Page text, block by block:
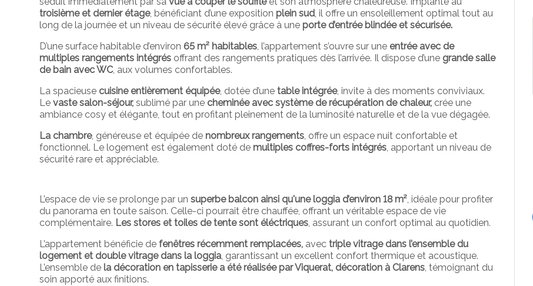
troisième et dernier étage, bénéficiant d’une exposition plein sud, il offre un ensoleillement optimal tout au
long de la journée et un niveau de sécurité élevé grâce à uneporte d’entrée blindée et sécurisée.
D’une surface habitable d’environ 65 m² habitables, l’appartement s’ouvre sur une entrée avec de
multiples rangements intégrés offrant des rangements pratiques dès l’arrivée. Il dispose d’une grande salle
de bain avec WC, aux volumes confortables.
La spacieuse cuisine entièrement équipée, dotée d’unetable intégrée, invite à des moments conviviaux.
Levaste salon-séjour, sublimé par une cheminée avec système de récupération de chaleur, crée une
ambiance cosy et élégante, tout en profitant pleinement de la luminosité naturelle et de la vue dégagée.
La chambre, généreuse et équipée denombreux rangements, offre un espace nuit confortable et
fonctionnel. Le logement est également doté demultiples coffres-forts intégrés, apportant un niveau de
sécurité rare et appréciable.
L’espace de vie se prolonge par unsuperbe balcon ainsi qu'une loggia d’environ 18 m², idéale pour profiter
du panorama en toute saison. Celle-ci pourrait être chauffée, offrant un véritable espace de vie
complémentaire. Les stores et toiles de tente sont éléctriques, assurant un confort optimal au quotidien.
L’appartement bénéficie defenêtres récemment remplacées, avectriple vitrage dans l’ensemble du
logement et double vitrage dans la loggia, garantissant un excellent confort thermique et acoustique.
L’ensemble dela décoration en tapisserie a été réalisée par Viquerat, décoration à Clarens, témoignant du
soin apporté aux finitions.